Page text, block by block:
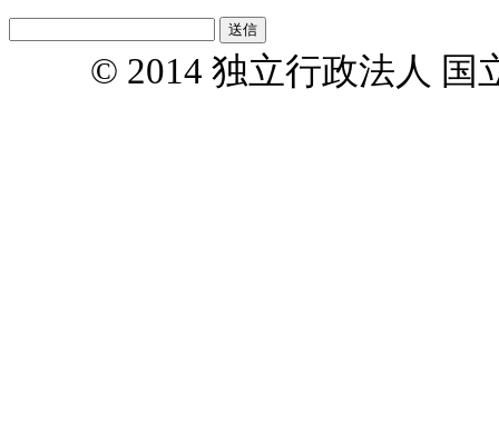
© 2014 独立行政法人 国